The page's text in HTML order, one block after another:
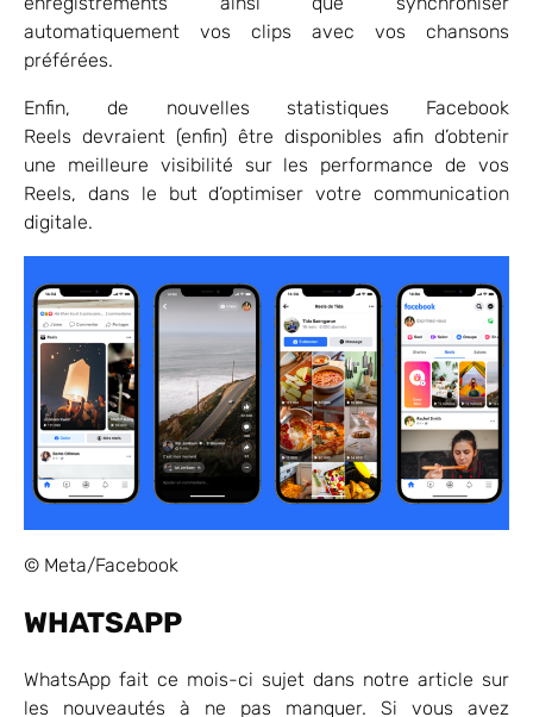
automatiquement vos clips avec vos chansons
préférées.
Enfin, de nouvelles statistiques Facebook
Reels devraient (enfin) être disponibles afin d’obtenir
une meilleure visibilité sur les performance de vos
Reels, dans le but d’optimiser votre communication
digitale.
© Meta/Facebook
WHATSAPP
WhatsApp fait ce mois-ci sujet dans notre article sur
les nouveautés à ne pas manquer. Si vous avez